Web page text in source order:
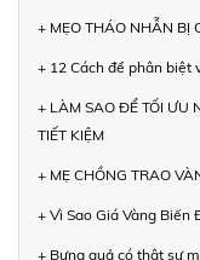
+ MẸO THÁO NHẪN BỊ
+ 12 Cách để phân biệt
+ LÀM SAO ĐỂ TỐI ƯU
TIẾT KIỆM
+ MẸ CHỒNG TRAO
+ Vì Sao Giá Vàng Biến
+ Bưng quả có thật sự